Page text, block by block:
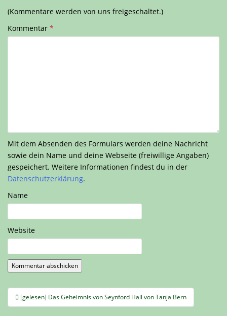
(Kommentare werden von uns freigeschaltet.)
Kommentar *
Mit dem Absenden des Formulars werden deine Nachricht
sowie dein Name und deine Webseite (freiwillige Angaben)
gespeichert. Weitere Informationen findest du in der
Datenschutzerklärung.
Name
Website
Beitragsnavigation
[gelesen] Das Geheimnis von Seynford Hall von Tanja Bern